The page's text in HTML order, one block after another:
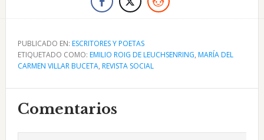
PUBLICADO EN: ESCRITORES Y POETAS
ETIQUETADO COMO: EMILIO ROIG DE LEUCHSENRING, MARÍA DEL
CARMEN VILLAR BUCETA, REVISTA SOCIAL
Interacciones
con
Comentarios